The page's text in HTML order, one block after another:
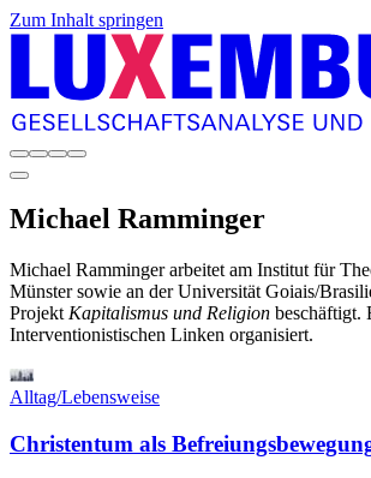
Zum Inhalt springen
Michael Ramminger
Michael Ramminger arbeitet am Institut für
Münster sowie an der Universität Goiais/
Projekt Kapitalismus und Religion beschäftigt.
Interventionistischen Linken organisiert.
Alltag/Lebensweise
Christentum als